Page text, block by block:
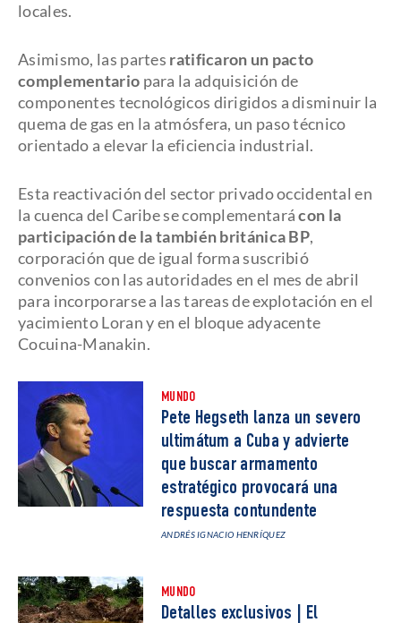
locales.
Asimismo, las partes ratificaron un pacto
complementario para la adquisición de
componentes tecnológicos dirigidos a disminuir la
quema de gas en la atmósfera, un paso técnico
orientado a elevar la eficiencia industrial.
Esta reactivación del sector privado occidental en
la cuenca del Caribe se complementarácon la
participación de la también británica BP,
corporación que de igual forma suscribió
convenios con las autoridades en el mes de abril
para incorporarse a las tareas de explotación en el
yacimiento Loran y en el bloque adyacente
Cocuina-Manakin.
MUNDO
Pete Hegseth lanza un severo
ultimátum a Cuba y advierte
que buscar armamento
estratégico provocará una
respuesta contundente
ANDRÉS IGNACIO HENRÍQUEZ
MUNDO
Detalles exclusivos | El